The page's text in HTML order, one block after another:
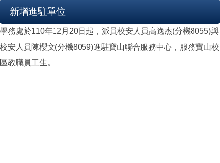
新增進駐單位
學務處於110年12月20日起，派員校安人員高逸杰(分機8055)與
校安人員陳櫻文(分機8059)進駐寶山聯合服務中心，服務寶山校
區教職員工生。